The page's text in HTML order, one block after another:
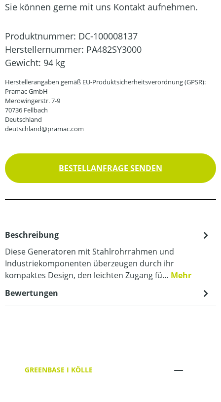
Sie können gerne mit uns Kontakt aufnehmen.
Produktnummer: DC-100008137
Herstellernummer: PA482SY3000
Gewicht: 94 kg
Herstellerangaben gemäß EU-Produktsicherheitsverordnung (GPSR):
Pramac GmbH
Merowingerstr. 7-9
70736 Fellbach
Deutschland
deutschland@pramac.com
BESTELLANFRAGE SENDEN
Beschreibung
Diese Generatoren mit Stahlrohrrahmen und
Industriekomponenten überzeugen durch ihr
kompaktes Design, den leichten Zugang fü… Mehr
Bewertungen
GREENBASE I KÖLLE